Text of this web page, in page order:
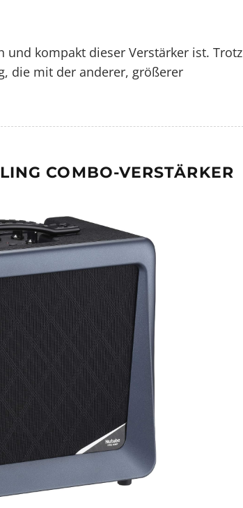
und kompakt dieser Verstärker ist. Trotz
die mit der anderer, größerer
COMBO-VERSTÄRKER